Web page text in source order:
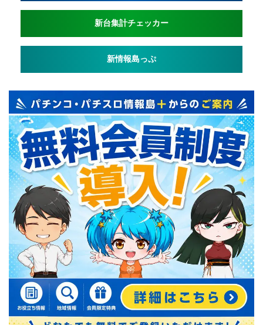
新台集計チェッカー
新情報島っぷ